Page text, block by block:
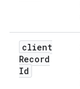
client
Record
Id